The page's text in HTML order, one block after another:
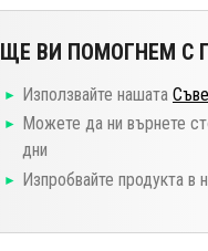
ЩЕ ВИ ПОМОГНЕМ С
Използвайте нашата
Можете да ни върнете
дни
Изпробвайте продукта в